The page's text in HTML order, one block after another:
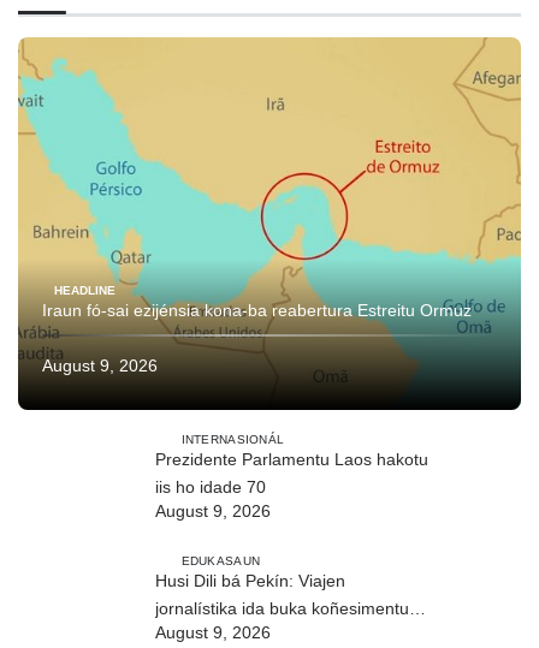
HEADLINE
Iraun fó-sai ezijénsia kona-ba reabertura Estreitu Ormuz
August 9, 2026
INTERNASIONÁL
Prezidente Parlamentu Laos hakotu
iis ho idade 70
August 9, 2026
EDUKASAUN
Husi Dili bá Pekín: Viajen
jornalístika ida buka koñesimentu
foun (Parte I)
August 9, 2026